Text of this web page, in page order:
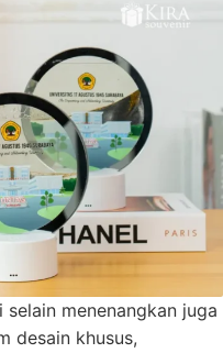
menenangkan juga
desain khusus,